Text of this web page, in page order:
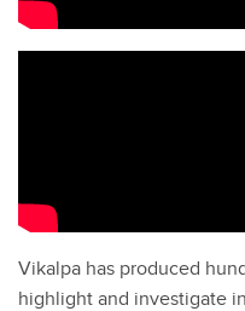
Vikalpa has produced
highlight and investigate